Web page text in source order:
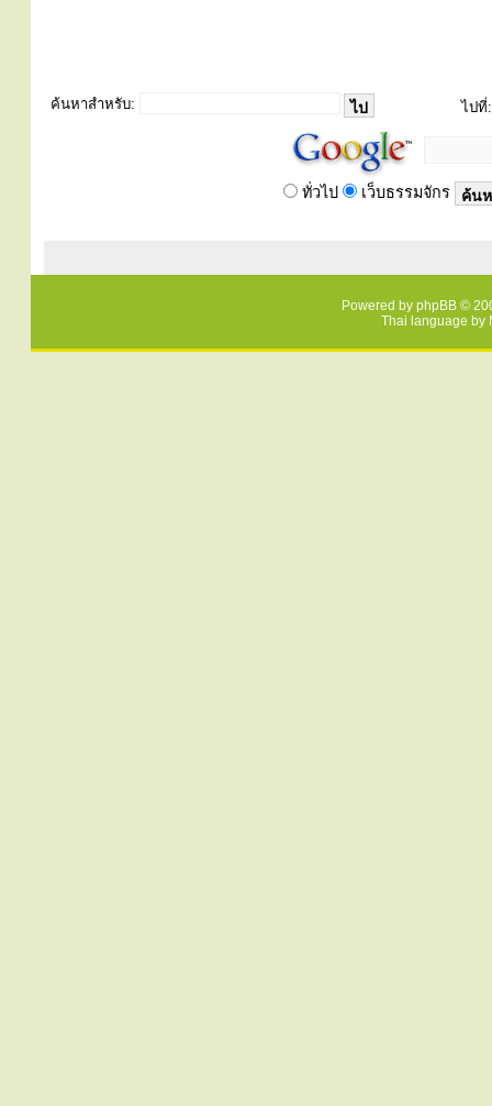
ค้นหาสำหรับ: ไปที่:
ทั่วไป เว็บธรรมจักร
Powered by phpBB ©
Thai language by